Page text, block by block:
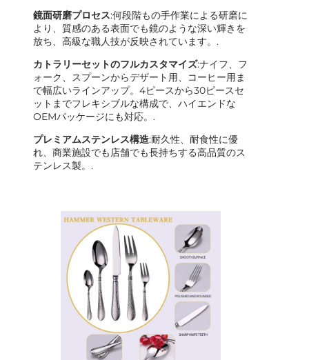
鏡面研磨プロセス:何段階もの手作業による研磨に
より、質感のある表面でも鏡のような深い輝きを
放ち、高級な職人技が反映されています。.
カトラリーセットのフルカスタマイズ:ナイフ、フ
ォーク、スプーンからデザート用、コーヒー用ま
で幅広いラインアップ。4ピースから30ピースセ
ットまでフレキシブルな構成で、ハイエンドな
OEMパッケージにも対応。.
プレミアムステンレス構造:耐久性、耐食性に優
れ、商業施設でも店舗でも長持ちする高品質のス
テンレス製。.